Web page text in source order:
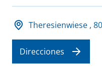
Adresse und
Theresienwiese ,
Direcciones